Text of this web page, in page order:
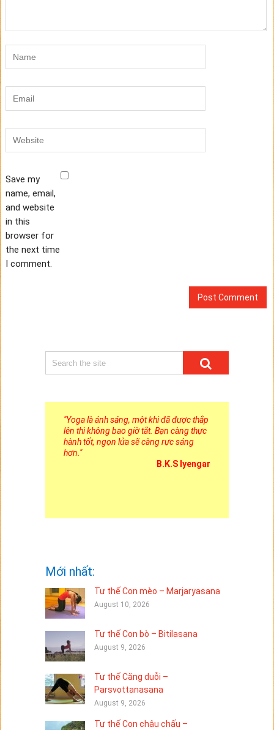
Save my
name, email,
and website
in this
browser for
the next time
I comment.
"Yoga là ánh sáng, một khi đã được thắp
lên thì không bao giờ tắt. Bạn càng thực
hành tốt, ngọn lửa sẽ càng rực sáng
hơn. "
B.K.S Iyengar
Mới nhất:
Tư thế Con mèo – Marjaryasana
August 10, 2026
Tư thế Con bò – Bitilasana
August 9, 2026
Tư thế Căng duỗi –
Parsvottanasana
August 9, 2026
Tư thế Con châu chấu –